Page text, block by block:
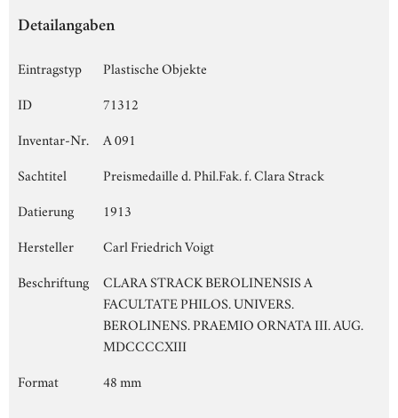
Detailangaben
Eintragstyp
Plastische Objekte
ID
71312
Inventar-Nr.
A 091
Sachtitel
Preismedaille d. Phil.Fak. f. Clara Strack
Datierung
1913
Hersteller
Carl Friedrich Voigt
Beschriftung
CLARA STRACK BEROLINENSIS A
FACULTATE PHILOS. UNIVERS.
BEROLINENS. PRAEMIO ORNATA III. AUG.
MDCCCCXIII
Format
48 mm